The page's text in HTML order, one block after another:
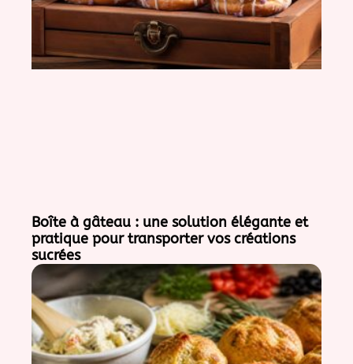
Boîte à gâteau : une solution élégante et
pratique pour transporter vos créations
sucrées